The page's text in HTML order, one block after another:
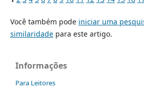
Você também pode iniciar uma
similaridadepara este artigo.
Informações
Para Leitores